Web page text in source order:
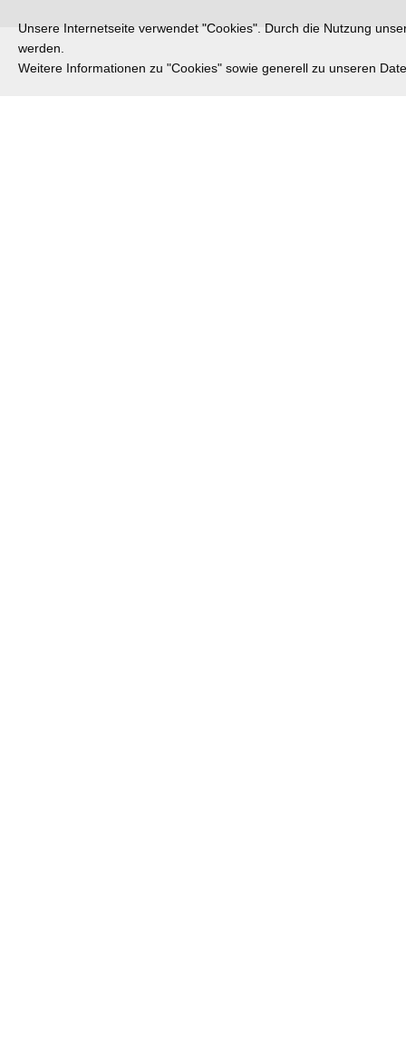
Unsere Internetseite verwendet "Cookies". Durch die Nutzung
werden.
Weitere Informationen zu "Cookies" sowie generell zu unseren